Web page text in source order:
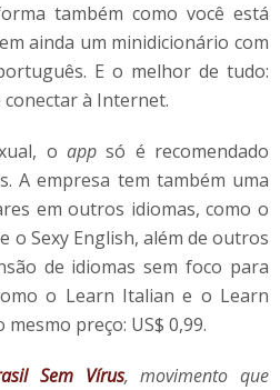
também como você está
ainda um minidicionário com
E o melhor de tudo:
à Internet.
o appsó é recomendado
A empresa tem também uma
em outros idiomas, como o
o Sexy English, além de outros
de idiomas sem foco para
o Learn Italian e o Learn
preço: US$ 0,99.
Sem Vírus, movimento que